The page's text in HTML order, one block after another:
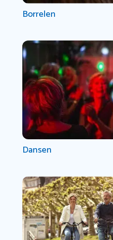
Borrelen
Dansen